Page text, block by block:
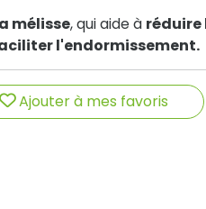
mélisse, qui aide à
l'endormissement.
verveine, associée àla
un sommeil
Ajouter à mes favoris